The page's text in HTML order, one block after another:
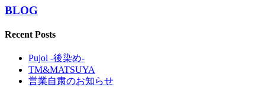
BLOG
Recent Posts
Pujol -後染め-
TM&MATSUYA
営業自粛のお知らせ